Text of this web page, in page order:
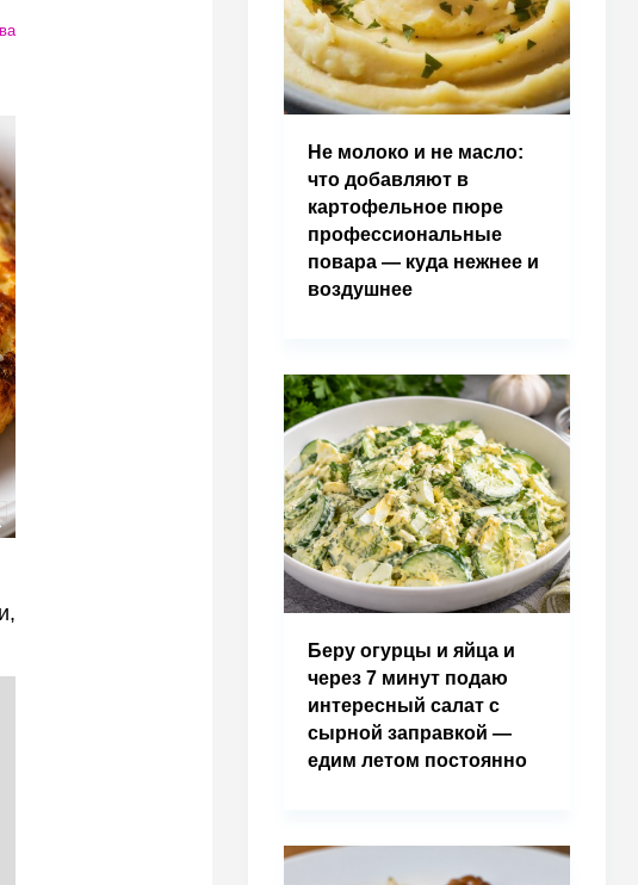
Не молоко и не масло:
что добавляют в
картофельное пюре
профессиональные
повара — куда нежнее и
воздушнее
Беру огурцы и яйца и
через 7 минут подаю
интересный салат с
сырной заправкой —
едим летом постоянно